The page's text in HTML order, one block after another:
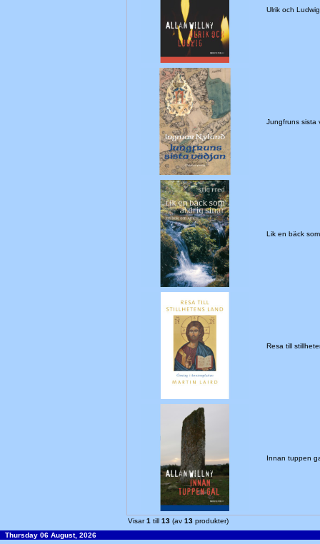
Ulrik och
Jungfruns sista
Lik en bäck
Resa till
Innan tuppen
Visar1 till 13 (av 13 produkter)
Thursday 06 August, 2026